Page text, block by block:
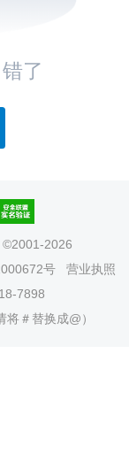
了
2026
号
营业执照
7898
＃替换成@）